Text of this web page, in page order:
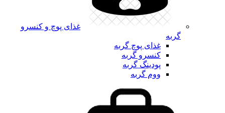
غذای پوچ و کنسرو
گربه
غذای پوچ گربه
کنسرو گربه
پودینگ گربه
ووم گربه